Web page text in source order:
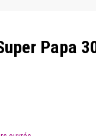
Papa